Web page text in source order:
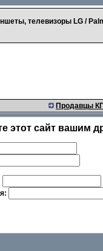
телевизоры LG /
Продавцы
этот сайт вашим